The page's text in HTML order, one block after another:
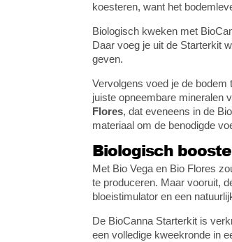
koesteren, want het
Biologisch kweken met
Daar voeg je uit de Starterkit
geven.
Vervolgens voed je de bodem
juiste opneembare mineralen
Flores, dat eveneens in de
materiaal om de benodigde
Biologisch
Met Bio Vega en Bio Flores
te produceren. Maar vooruit,
bloeistimulator en een
De BioCanna Starterkit is
een volledige kweekronde in